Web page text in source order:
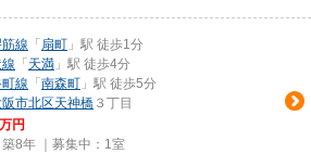
線 「 扇町 」駅 徒歩1分
「 天満 」駅 徒歩4分
線 「 南森町 」駅 徒歩5分
市北区天神橋 ３丁目
万円
8年 ｜募集中： 1室